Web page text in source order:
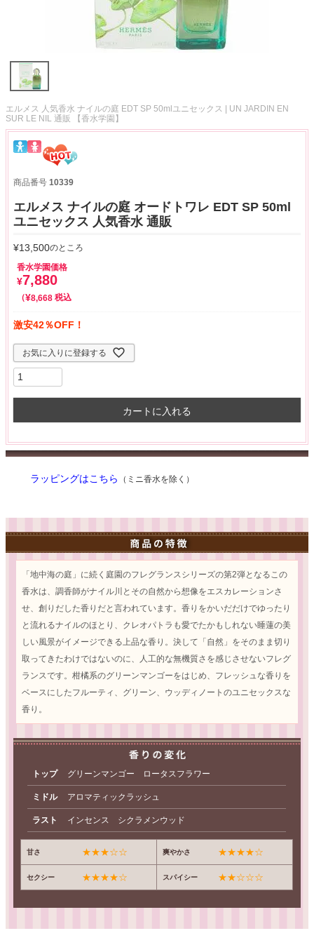
エルメス 人気香水 ナイルの庭 EDT SP 50mlユニセックス | UN JARDIN EN
SUR LE NIL 通販 【香水学園】
商品番号 10339
エルメス ナイルの庭 オードトワレ EDT SP 50ml
ユニセックス 人気香水 通販
¥13,500のところ
香水学園価格
¥7,880
¥8,668 税込
激安42％OFF！
お気に入りに登録する
カートに入れる
ラッピングはこちら （ミニ香水を除く）
「地中海の庭」に続く庭園のフレグランスシリーズの第2弾となるこの
香水は、調香師がナイル川とその自然から想像をエスカレーションさ
せ、創りだした香りだと言われています。香りをかいだだけでゆったり
と流れるナイルのほとり、クレオパトラも愛でたかもしれない睡蓮の美
しい風景がイメージできる上品な香り。決して「自然」をそのまま切り
取ってきたわけではないのに、人工的な無機質さを感じさせないフレグ
ランスです。柑橘系のグリーンマンゴーをはじめ、フレッシュな香りを
ベースにしたフルーティ、グリーン、ウッディノートのユニセックスな
香り。
トップ グリーンマンゴー ロータスフラワー
ミドル アロマティックラッシュ
ラスト インセンス シクラメンウッド
甘さ ★★★☆☆ 爽やかさ ★★★★☆
セクシー ★★★★☆ スパイシー ★★☆☆☆